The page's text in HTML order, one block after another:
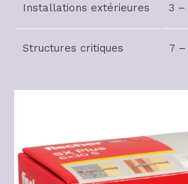
Installations extérieures 3 –
Structures critiques 7 –